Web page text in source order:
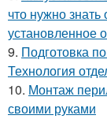
что нужно знать
установленное
9. Подготовка
Технология
10. Монтаж
своими руками